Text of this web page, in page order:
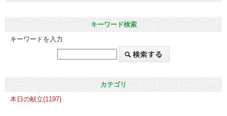
キーワード検索
キーワードを入力
カテゴリ
本日の献立(1197)